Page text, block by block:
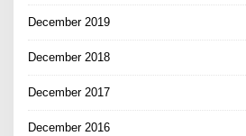
December 2019
December 2018
December 2017
December 2016